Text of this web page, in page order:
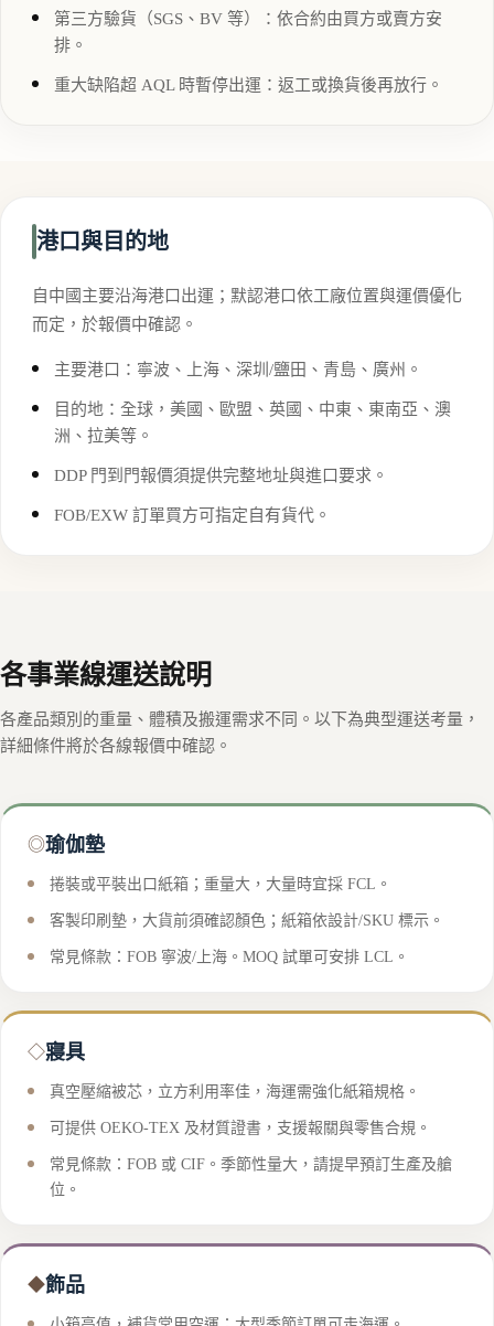
第三方驗貨（SGS、BV 等）：依合約由買方或賣方安
排。
重大缺陷超 AQL 時暫停出運：返工或換貨後再放行。
港口與目的地
自中國主要沿海港口出運；默認港口依工廠位置與運價優化
而定，於報價中確認。
主要港口：寧波、上海、深圳/鹽田、青島、廣州。
目的地：全球，美國、歐盟、英國、中東、東南亞、澳
洲、拉美等。
DDP 門到門報價須提供完整地址與進口要求。
FOB/EXW 訂單買方可指定自有貨代。
各事業線運送說明
各產品類別的重量、體積及搬運需求不同。以下為典型運送考量，
詳細條件將於各線報價中確認。
◎瑜伽墊
捲裝或平裝出口紙箱；重量大，大量時宜採 FCL。
客製印刷墊，大貨前須確認顏色；紙箱依設計/SKU 標示。
常見條款：FOB 寧波/上海。MOQ 試單可安排 LCL。
◇寢具
真空壓縮被芯，立方利用率佳，海運需強化紙箱規格。
可提供 OEKO-TEX 及材質證書，支援報關與零售合規。
常見條款：FOB 或 CIF。季節性量大，請提早預訂生產及艙
位。
◆飾品